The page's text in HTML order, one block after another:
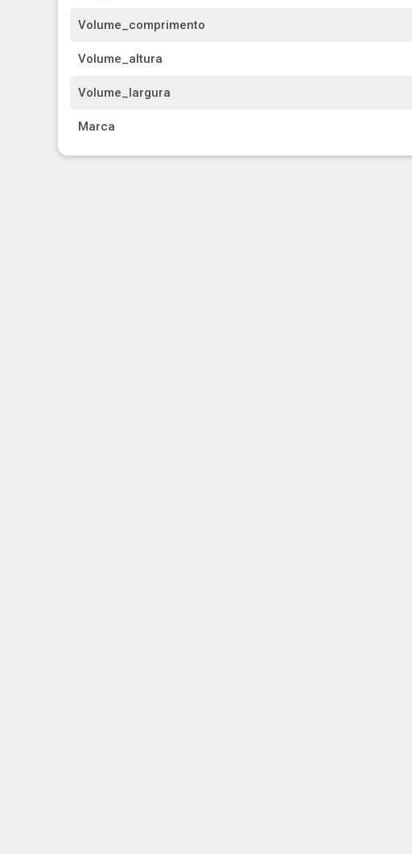
Volume_comprimento
Volume_altura
Volume_largura
Marca